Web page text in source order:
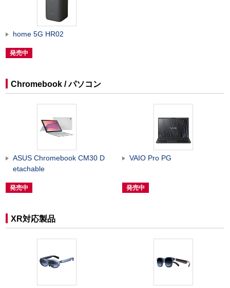
home 5G HR02
発売中
Chromebook / パソコン
ASUS Chromebook CM30 D
etachable
発売中
VAIO Pro PG
発売中
XR対応製品